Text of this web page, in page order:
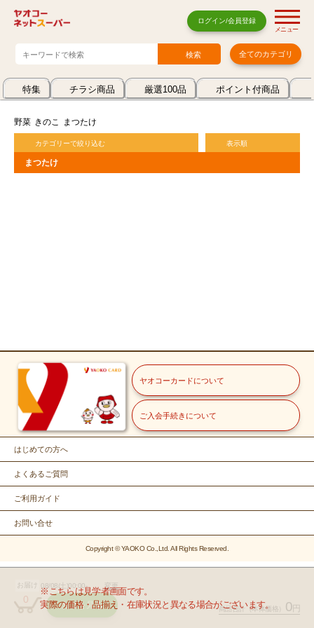
ログイン/会員登録
メニュー
全てのカテゴリ
特集 チラシ商品 厳選100品 ポイント付商品
野菜 きのこ まつたけ
カテゴリーで絞り込む 表示順
まつたけ
お届け 08/08(土)00:00- 変更
0 カゴを見る 商品合計 （本体価格） 0円
※こちらは見学者画面です。
実際の価格・品揃え・在庫状況と異なる場合がございます。
ヤオコーカードについて
ご入会手続きについて
はじめての方へ
よくあるご質問
ご利用ガイド
お問い合せ
Copyright © YAOKO Co.,Ltd. All Rights Reserved.